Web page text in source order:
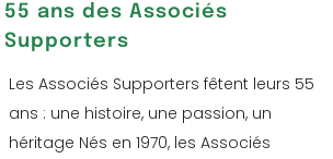
55 ans des Associés
Supporters
Les Associés Supporters fêtent leurs 55
ans : une histoire, une passion, un
héritage Nés en 1970, les Associés